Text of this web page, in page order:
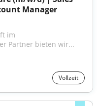
Manager
im
Partner bieten wir...
Vollzeit